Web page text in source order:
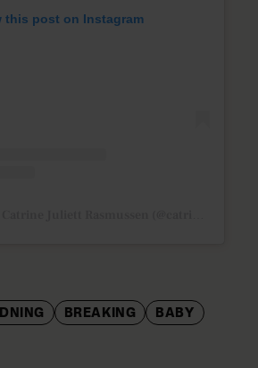
this post on Instagram
BREAKING BABY